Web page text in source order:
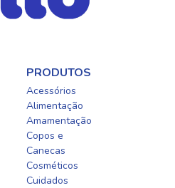
PRODUTOS
Acessórios
Alimentação
Amamentação
Copos e
Canecas
Cosméticos
Cuidados